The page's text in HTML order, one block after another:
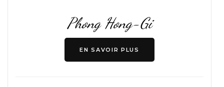
Phong Hong-Gi
EN SAVOIR PLUS